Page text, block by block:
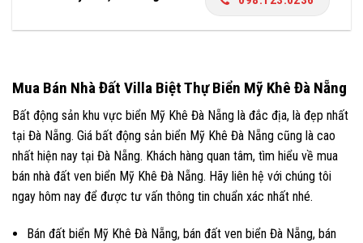
Mua Bán Nhà Đất Villa Biệt Thự Biển Mỹ Khê Đà Nẵng
Bất động sản khu vực biển Mỹ Khê Đà Nẵng là đắc địa, là đẹp nhất
tại Đà Nẵng. Giá bất động sản biển Mỹ Khê Đà Nẵng cũng là cao
nhất hiện nay tại Đà Nẵng. Khách hàng quan tâm, tìm hiểu về mua
bán nhà đất ven biển Mỹ Khê Đà Nẵng. Hãy liên hệ với chúng tôi
ngay hôm nay để được tư vấn thông tin chuẩn xác nhất nhé.
Bán đất biển Mỹ Khê Đà Nẵng, bán đất ven biển Đà Nẵng, bán